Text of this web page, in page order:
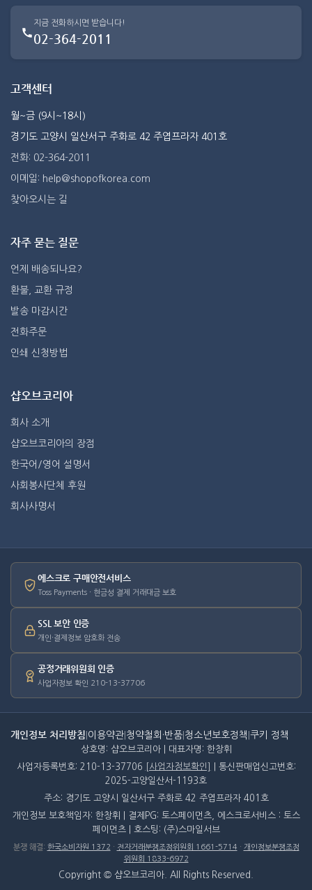
지금 전화하시면 받습니다!
02-364-2011
고객센터
월~금 (9시~18시)
경기도 고양시 일산서구 주화로 42 주엽프라자 401호
전화: 02-364-2011
이메일: help@shopofkorea.com
찾아오시는 길
자주 묻는 질문
언제 배송되나요?
환불, 교환 규정
발송 마감시간
전화주문
인쇄 신청방법
샵오브코리아
회사 소개
샵오브코리아의 장점
한국어/영어 설명서
사회봉사단체 후원
회사사명서
에스크로 구매안전서비스
Toss Payments · 현금성 결제 거래대금 보호
SSL 보안 인증
개인·결제정보 암호화 전송
공정거래위원회 인증
사업자정보 확인 210-13-37706
개인정보 처리방침 이용약관 청약철회·반품 청소년보호정책 쿠키 정책
상호명: 샵오브코리아 | 대표자명: 한창휘
사업자등록번호: 210-13-37706
[사업자정보확인]
| 통신판매업신고번호:
2025-고양일산서-1193호
주소: 경기도 고양시 일산서구 주화로 42 주엽프라자 401호
개인정보 보호책임자: 한창휘 | 결제PG: 토스페이먼츠, 에스크로서비스 : 토스
페이먼츠 | 호스팅: (주)스마일서브
분쟁 해결: 한국소비자원 1372 · 전자거래분쟁조정위원회 1661-5714 · 개인정보분쟁조정
위원회 1833-6972
Copyright © 샵오브코리아. All Rights Reserved.